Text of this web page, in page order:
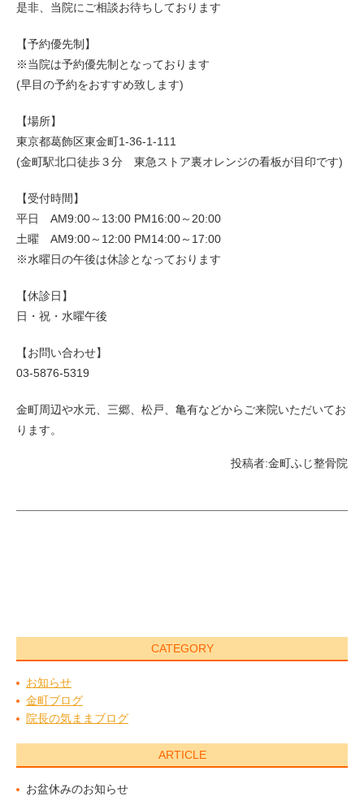
是非、当院にご相談お待ちしております
【予約優先制】
※当院は予約優先制となっております
(早目の予約をおすすめ致します)
【場所】
東京都葛飾区東金町1-36-1-111
(金町駅北口徒歩３分 東急ストア裏オレンジの看板が目印です)
【受付時間】
平日 AM9:00～13:00 PM16:00～20:00
土曜 AM9:00～12:00 PM14:00～17:00
※水曜日の午後は休診となっております
【休診日】
日・祝・水曜午後
【お問い合わせ】
03-5876-5319
金町周辺や水元、三郷、松戸、亀有などからご来院いただいてお
ります。
投稿者:金町ふじ整骨院
CATEGORY
お知らせ
金町ブログ
院長の気ままブログ
ARTICLE
お盆休みのお知らせ